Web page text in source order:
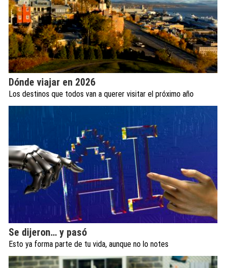
Dónde viajar en 2026
Los destinos que todos van a querer visitar el próximo año
Se dijeron… y pasó
Esto ya forma parte de tu vida, aunque no lo notes